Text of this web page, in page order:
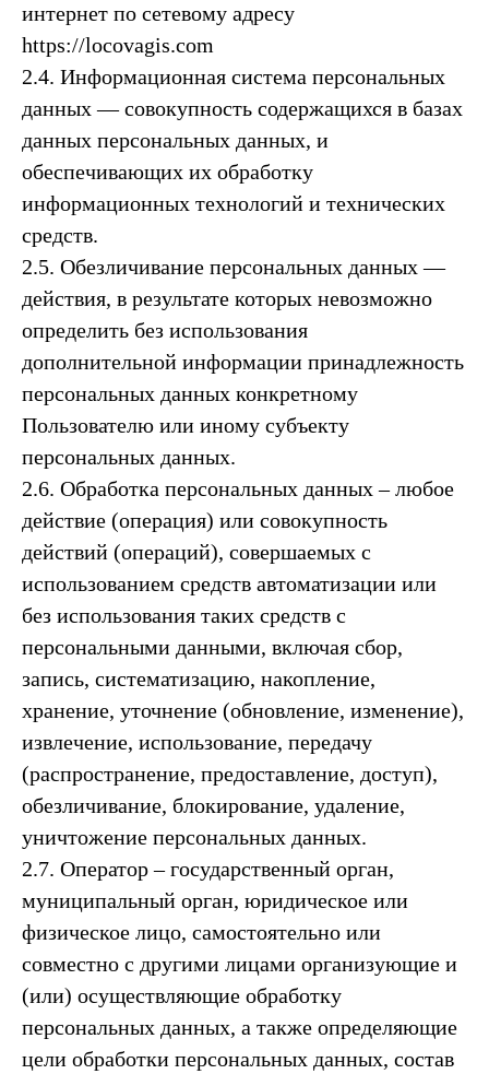
интернет по сетевому адресу
https://locovagis.com
2.4. Информационная система персональных
данных — совокупность содержащихся в базах
данных персональных данных, и
обеспечивающих их обработку
информационных технологий и технических
средств.
2.5. Обезличивание персональных данных —
действия, в результате которых невозможно
определить без использования
дополнительной информации принадлежность
персональных данных конкретному
Пользователю или иному субъекту
персональных данных.
2.6. Обработка персональных данных – любое
действие (операция) или совокупность
действий (операций), совершаемых с
использованием средств автоматизации или
без использования таких средств с
персональными данными, включая сбор,
запись, систематизацию, накопление,
хранение, уточнение (обновление, изменение),
извлечение, использование, передачу
(распространение, предоставление, доступ),
обезличивание, блокирование, удаление,
уничтожение персональных данных.
2.7. Оператор – государственный орган,
муниципальный орган, юридическое или
физическое лицо, самостоятельно или
совместно с другими лицами организующие и
(или) осуществляющие обработку
персональных данных, а также определяющие
цели обработки персональных данных, состав